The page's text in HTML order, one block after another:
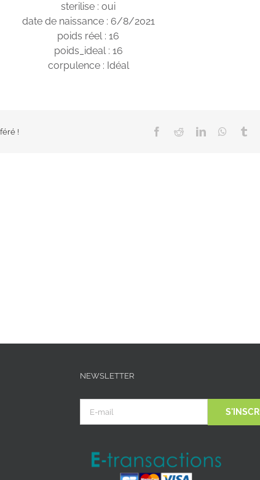
sterilise : oui
date de naissance : 6/8/2021
poids réel : 16
poids_ideal : 16
corpulence : Idéal
! Facebook
RedditLinkedIn
NEWSLETTER